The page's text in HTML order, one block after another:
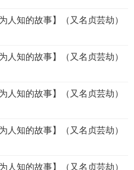
人知的故事】（又名贞芸劫）
人知的故事】（又名贞芸劫）
人知的故事】（又名贞芸劫）
人知的故事】（又名贞芸劫）
人知的故事】（又名贞芸劫）